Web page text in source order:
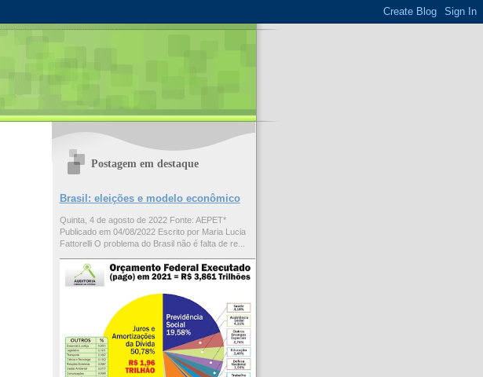
Postagem em destaque
Brasil: eleições e modelo econômico
Quinta, 4 de agosto de 2022 Fonte: AEPET*
Publicado em 04/08/2022 Escrito por Maria Lucia
Fattorelli O problema do Brasil não é falta de re...